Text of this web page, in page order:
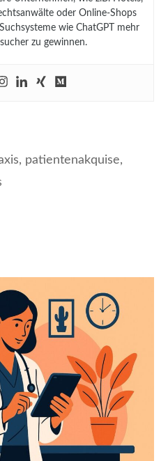
oder Online-Shops
wie ChatGPT mehr
zu gewinnen.
, patientenakquise,